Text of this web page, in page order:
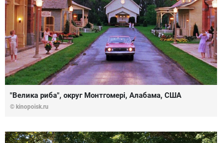
"Велика риба", округ Монтгомері, Алабама, США
© kinopoisk.ru